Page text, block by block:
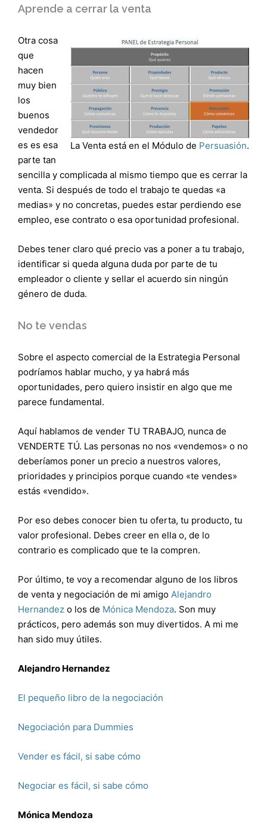
Aprende a cerrar la venta
La Venta está en el Módulo de Persuasión.
Otra cosa
que
hacen
muy bien
los
buenos
vendedor
es es esa
parte tan
sencilla y complicada al mismo tiempo que es cerrar la
venta. Si después de todo el trabajo te quedas «a
medias» y no concretas, puedes estar perdiendo ese
empleo, ese contrato o esa oportunidad profesional.
Debes tener claro qué precio vas a poner a tu trabajo,
identificar si queda alguna duda por parte de tu
empleador o cliente y sellar el acuerdo sin ningún
género de duda.
No te vendas
Sobre el aspecto comercial de la Estrategia Personal
podríamos hablar mucho, y ya habrá más
oportunidades, pero quiero insistir en algo que me
parece fundamental.
Aquí hablamos de vender TU TRABAJO, nunca de
VENDERTE TÚ. Las personas no nos «vendemos» o no
deberíamos poner un precio a nuestros valores,
prioridades y principios porque cuando «te vendes»
estás «vendido».
Por eso debes conocer bien tu oferta, tu producto, tu
valor profesional. Debes creer en ella o, de lo
contrario es complicado que te la compren.
Por último, te voy a recomendar alguno de los libros
de venta y negociación de mi amigo Alejandro
Hernandez o los de Mónica Mendoza. Son muy
prácticos, pero además son muy divertidos. A mi me
han sido muy útiles.
Alejandro Hernandez
El pequeño libro de la negociación
Negociación para Dummies
Vender es fácil, si sabe cómo
Negociar es fácil, si sabe cómo
Mónica Mendoza